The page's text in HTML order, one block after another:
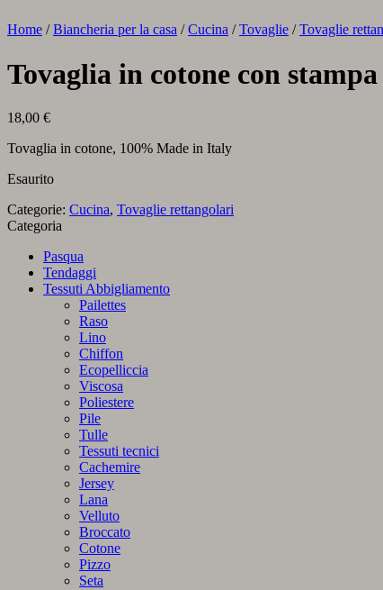
Home / Biancheria per la casa / Cucina / Tovaglie / Tovaglie
Tovaglia in cotone con
18,00 €
Tovaglia in cotone, 100% Made in Italy
Esaurito
Categorie: Cucina, Tovaglie rettangolari
Categoria
Pasqua
Tendaggi
Tessuti Abbigliamento
Pailettes
Raso
Lino
Chiffon
Ecopelliccia
Viscosa
Poliestere
Pile
Tulle
Tessuti tecnici
Cachemire
Jersey
Lana
Velluto
Broccato
Cotone
Pizzo
Seta